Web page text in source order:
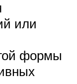
или
формы